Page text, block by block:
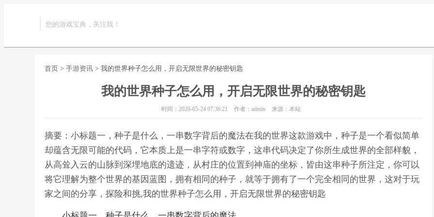
您的游戏宝典，关注我！
首页 > 手游资讯 > 我的世界种子怎么用，开启无限世界的秘密钥匙
我的世界种子怎么用，开启无限世界的秘密钥匙
时间：2026-05-24 07:36:21 作者：admin 来源：本站
摘要：小标题一，种子是什么，一串数字背后的魔法在我的世界这款游戏中，种子是一个看似简单
却蕴含无限可能的代码，它本质上是一串字符或数字，这串代码决定了你所生成世界的全部样貌，
从高耸入云的山脉到深埋地底的遗迹，从村庄的位置到神庙的坐标，皆由这串种子所注定，你可以
将它理解为整个世界的基因蓝图，拥有相同的种子，就等于拥有了一个完全相同的世界，这对于玩
家之间的分享，探险和挑,我的世界种子怎么用，开启无限世界的秘密钥匙